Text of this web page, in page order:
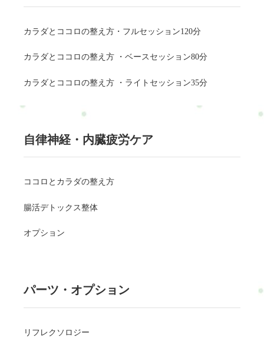
カラダとココロの整え方・フルセッション120分
カラダとココロの整え方 ・ベースセッション80分
カラダとココロの整え方 ・ライトセッション35分
自律神経・内臓疲労ケア
ココロとカラダの整え方
腸活デトックス整体
オプション
パーツ・オプション
リフレクソロジー